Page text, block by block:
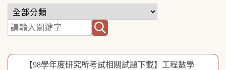
【98學年度研究所考試相關試題下載】工程數學